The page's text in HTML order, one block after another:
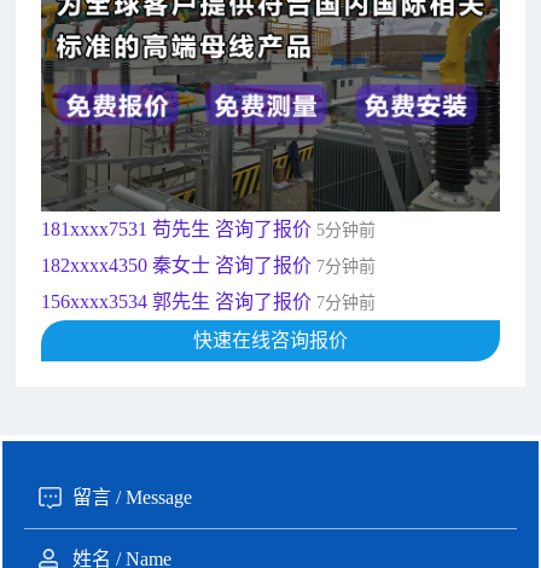
182xxxx4350 秦女士 咨询了报价7分钟前
156xxxx3534 郭先生 咨询了报价7分钟前
192xxxx2920 周先生 咨询了报价10分钟前
189xxxx6562 王先生 咨询了报价1秒前
190xxxx3508 徐女士 咨询了报价
135xxxx6654 张先生 咨询了报价1分钟前
181xxxx7531 苟先生 咨询了报价 5分钟前
182xxxx4350 秦女士 咨询了报价 7分钟前
156xxxx3534 郭先生 咨询了报价 7分钟前
192xxxx2920 周先生 咨询了报价10分钟前
135xxxx6654 张先生 咨询了报价
快速在线咨询报价